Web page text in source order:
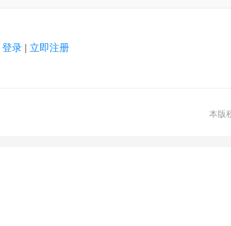
登录| 立即注册
本版